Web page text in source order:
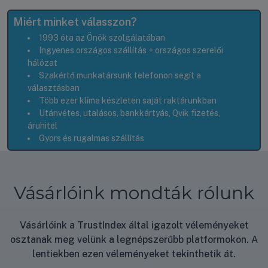
Miért minket válasszon?
1993 óta az Önök szolgálatában
Ingyenes országos szállítás + országos szerelői
hálózat
Szakértő munkatársunk telefonon segít a
választásban
Több ezer klíma készleten saját raktárunkban
Utánvétes, utalásos, bankkártyás, Qvik fizetés,
áruhitel
Gyors és rugalmas szállítás
Vásárlóink mondták rólunk
Vásárlóink a TrustIndex által igazolt véleményeket
osztanak meg velünk a legnépszerűbb platformokon. A
lentiekben ezen véleményeket tekinthetik át.